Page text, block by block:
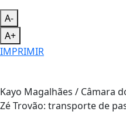
A-
A+
IMPRIMIR
Kayo Magalhães / Câmara
Zé Trovão: transporte de